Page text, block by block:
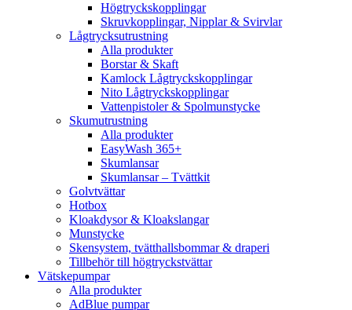
Högtryckskopplingar
Skruvkopplingar, Nipplar & Svirvlar
Lågtrycksutrustning
Alla produkter
Borstar & Skaft
Kamlock Lågtryckskopplingar
Nito Lågtryckskopplingar
Vattenpistoler & Spolmunstycke
Skumutrustning
Alla produkter
EasyWash 365+
Skumlansar
Skumlansar – Tvättkit
Golvtvättar
Hotbox
Kloakdysor & Kloakslangar
Munstycke
Skensystem, tvätthallsbommar & draperi
Tillbehör till högtryckstvättar
Vätskepumpar
Alla produkter
AdBlue pumpar